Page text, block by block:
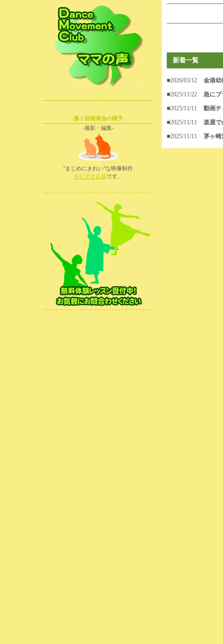
新着一覧
■2026/03/12
金港
■2025/11/22
急にプ
■2025/11/11
動画チ
■2025/11/11
楽屋で
■2025/11/11
茅ヶ崎
-
-第１回発表会の様子-
-撮影・編集-
"まじめにきれい"な映像制作
Ｎビデオ企画です。